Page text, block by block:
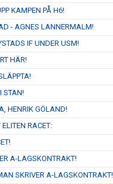
KAMPEN PÅ H6!
- AGNES LANNERMALM!
IF UNDER USM!
HÄR!
STAN!
HENRIK GÖLAND!
RACET:
A-LAGSKONTRAKT!
SKRIVER A-LAGSKONTRAKT!